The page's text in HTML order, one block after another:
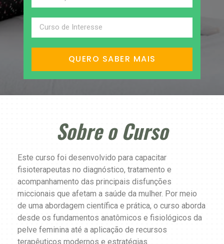
QUERO SABER MAIS
Sobre o Curso
Este curso foi desenvolvido para capacitar
fisioterapeutas no diagnóstico, tratamento e
acompanhamento das principais disfunções
miccionais que afetam a saúde da mulher. Por meio
de uma abordagem científica e prática, o curso aborda
desde os fundamentos anatômicos e fisiológicos da
pelve feminina até a aplicação de recursos
terapêuticos modernos e estratégias